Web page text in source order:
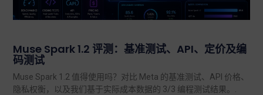
Muse Spark 1.2 评测：基准测试、API、定价及编
码测试
Muse Spark 1.2 值得使用吗？对比 Meta 的基准测试、API 价格、
隐私权衡，以及我们基于实际成本数据的 3/3 编程测试结果。.